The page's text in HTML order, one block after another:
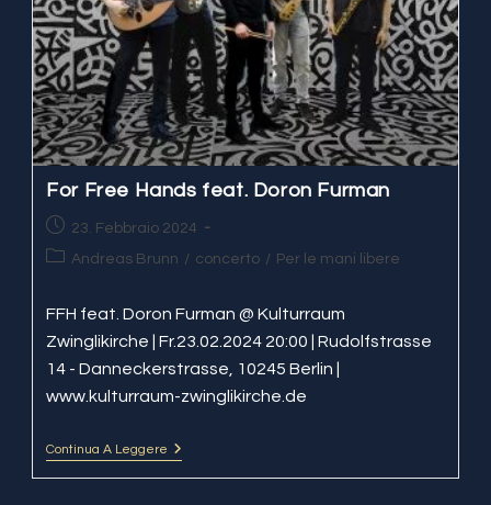
For Free Hands feat. Doron Furman
Articolo
pubblicato:
23. Febbraio 2024
Categoria
Andreas Brunn / concerto / Per le mani libere
FFH feat. Doron Furman @ Kulturraum
Zwinglikirche | Fr.23.02.2024 20:00 | Rudolfstrasse
14 - Danneckerstrasse, 10245 Berlin |
www.kulturraum-zwinglikirche.de
Continua A Leggere For